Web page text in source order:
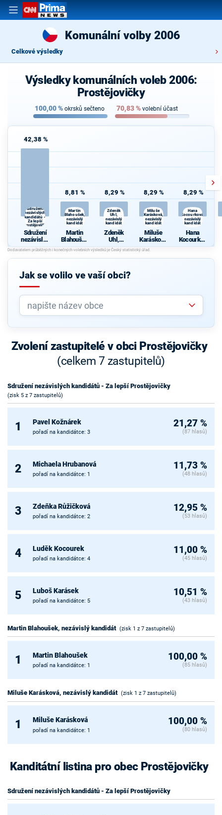
Komunální volby 2006
Celkové výsledky
Výsledky komunálních voleb 2006:
Prostějovičky
100,00% okrsků sečteno 70,83% volební účast
42,38 %
Sdružení
nezávislých
kandidátů -
Za lepší
Prostějovičky
Sdružení
nezávislýc
h
kandidátů
- Za lepší
čky
8,81 %
Martin
Blahoušek,
nezávislý
kandidát
Martin
Blahoušek
, nezávislý
kandidát
8,29 %
Zdeněk
Uhl,
nezávislý
kandidát
Zdeněk
Uhl,
nezávislý
kandidát
8,29 %
Miluše
Karásková,
nezávislý
kandidát
Miluše
Karásková
, nezávislý
kandidát
8,29 %
Hana
Kocourková,
nezávislý
kandidát
Hana
Kocourkov
á,
kandidát
Jak se volilo ve vaší obci?
Zvolení zastupitelé v obci Prostějovičky
(celkem 7 zastupitelů)
Sdružení nezávislých kandidátů - Za lepší Prostějovičky
(zisk 5 z 7 zastupitelů)
1 Pavel Kožnárek
pořadí na kandidátce: 3
21,27 %
(87 hlasů)
2 Michaela Hrubanová
pořadí na kandidátce: 1
11,73 %
(48 hlasů)
3 Zdeňka Růžičková
pořadí na kandidátce: 2
12,95 %
(53 hlasů)
4 Luděk Kocourek
pořadí na kandidátce: 4
11,00 %
(45 hlasů)
5 Luboš Karásek
pořadí na kandidátce: 5
10,51 %
(43 hlasů)
Martin Blahoušek, nezávislý kandidát (zisk 1 z 7 zastupitelů)
1 Martin Blahoušek
pořadí na kandidátce: 1
100,00 %
(85 hlasů)
Miluše Karásková, nezávislý kandidát (zisk 1 z 7 zastupitelů)
1 Miluše Karásková
pořadí na kandidátce: 1
100,00 %
(80 hlasů)
Kanditátní listina pro obec Prostějovičky
Sdružení nezávislých kandidátů - Za lepší Prostějovičky